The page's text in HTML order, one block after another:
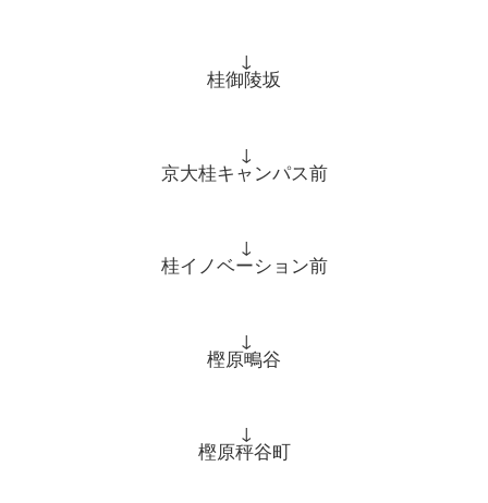
↓
桂御陵坂
↓
京大桂キャンパス前
↓
桂イノベーション前
↓
樫原鴫谷
↓
樫原秤谷町